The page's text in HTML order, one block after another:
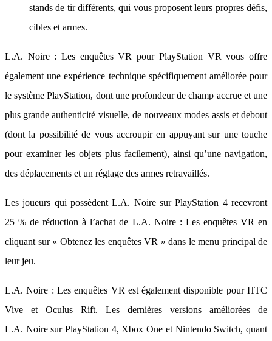
stands de tir différents, qui vous proposent leurs propres défis,
cibles et armes.
L.A. Noire : Les enquêtes VR pour PlayStation VR vous offre
également une expérience technique spécifiquement améliorée pour
le système PlayStation, dont une profondeur de champ accrue et une
plus grande authenticité visuelle, de nouveaux modes assis et debout
(dont la possibilité de vous accroupir en appuyant sur une touche
pour examiner les objets plus facilement), ainsi qu’une navigation,
des déplacements et un réglage des armes retravaillés.
Les joueurs qui possèdent L.A. Noire sur PlayStation 4 recevront
25 % de réduction à l’achat de L.A. Noire : Les enquêtes VR en
cliquant sur « Obtenez les enquêtes VR » dans le menu principal de
leur jeu.
L.A. Noire : Les enquêtes VR est également disponible pour HTC
Vive et Oculus Rift. Les dernières versions améliorées de
L.A. Noire sur PlayStation 4, Xbox One et Nintendo Switch, quant